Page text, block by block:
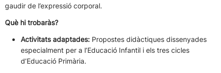
gaudir de l’expressió corporal.
Què hi trobaràs?
Activitats adaptades: Propostes didàctiques dissenyades
especialment per a l’Educació Infantil i els tres cicles
d’Educació Primària.